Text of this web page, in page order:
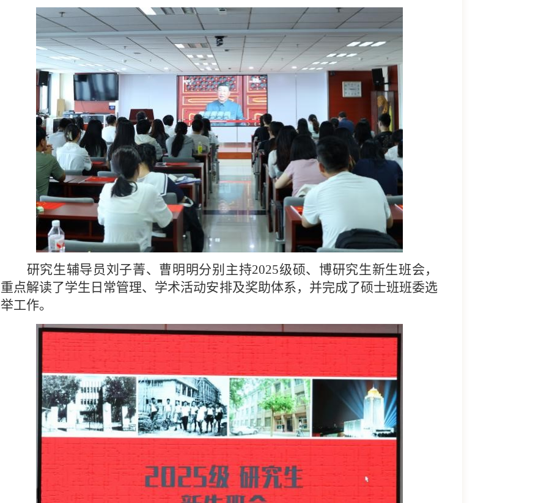
研究生辅导员刘子菁、曹明明分别主持2025级硕、博研究生新生班会，
重点解读了学生日常管理、学术活动安排及奖助体系，并完成了硕士班班委选
举工作。